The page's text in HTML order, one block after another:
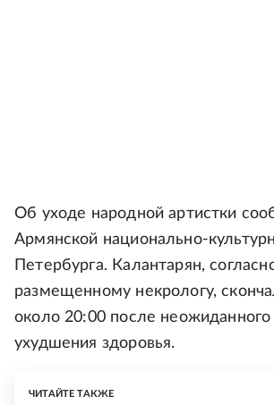
Об уходе народной артистки
Армянской национально-
Петербурга. Калантарян,
размещенному некрологу,
около 20:00 после неожиданного
ухудшения здоровья.
ЧИТАЙТЕ ТАКЖЕ